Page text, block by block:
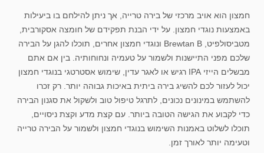
חמצון הוא אויב מרכזי של בירה טרייה, אך ניתן להילחם בו ביעילות
באמצעות נוגדי חמצון. על ידי הבנת תפקידם של חומצה אסקורבית,
מטביסולפיט, Brewtan B ונוגדי חמצון אחרים, תוכלו להגן על הבירה
שלכם מפני התיישנות ולשמור על טעמיה ונחוחותיה. בין אם אתם
מבשלים הייזי IPA רגיש או לאגר עדין, שימוש אסטרטגי בנוגדי חמצון
יכול לעזור לכם להשיג בירה ביתית באיכות גבוהה יותר. רק זכרו
להשתמש במינונים נכונים, לתרגל טיפול טוב ולשקול את סגנון הבירה
כדי לקבוע את הגישה הטובה ביותר. עם קצת מדע וקצת ניסויים,
תוכלו לשלוט באמנות השימוש בנוגדי חמצון ולשמור על הבירה טרייה
וטעימה יותר לאורך זמן.